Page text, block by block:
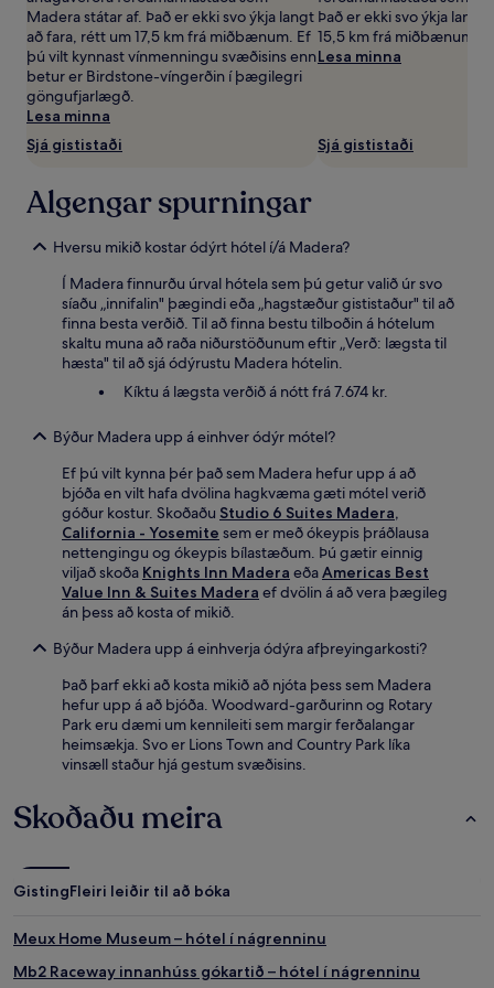
og
framboð
geta
breyst.
Frekari
skilmálar
geta
átt
Madera státar af. Það er ekki svo ýkja langt
að fara, rétt um 17,5 km frá miðbænum. Ef
þú vilt kynnast vínmenningu svæðisins enn
betur er Birdstone-víngerðin í þægilegri
göngufjarlægð.
Lesa minna
Sjá gististaði
Það er ekki svo ýkja langt
15,5 km frá miðbænum.
Lesa minna
Sjá gististaði
Algengar spurningar
Hversu mikið kostar ódýrt hótel í/á Madera?
Í Madera finnurðu úrval hótela sem þú getur valið úr svo
síaðu „innifalin" þægindi eða „hagstæður gististaður" til að
finna besta verðið. Til að finna bestu tilboðin á hótelum
skaltu muna að raða niðurstöðunum eftir „Verð: lægsta til
hæsta" til að sjá ódýrustu Madera hótelin.
Kíktu á lægsta verðið á nótt frá 7.674 kr.
Býður Madera upp á einhver ódýr mótel?
Ef þú vilt kynna þér það sem Madera hefur upp á að
bjóða en vilt hafa dvölina hagkvæma gæti mótel verið
góður kostur. Skoðaðu Studio 6 Suites Madera,
California - Yosemite sem er með ókeypis þráðlausa
nettengingu og ókeypis bílastæðum. Þú gætir einnig
viljað skoða Knights Inn Madera eðaAmericas Best
Value Inn & Suites Madera ef dvölin á að vera þægileg
án þess að kosta of mikið.
Býður Madera upp á einhverja ódýra afþreyingarkosti?
Það þarf ekki að kosta mikið að njóta þess sem Madera
hefur upp á að bjóða. Woodward-garðurinn og Rotary
Park eru dæmi um kennileiti sem margir ferðalangar
heimsækja. Svo er Lions Town and Country Park líka
vinsæll staður hjá gestum svæðisins.
Skoðaðu meira
GistingFleiri leiðir til að bóka
Meux Home Museum – hótel í nágrenninu
Mb2 Raceway innanhúss gókartið – hótel í nágrenninu